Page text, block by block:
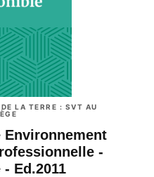
LA TERRE : SVT AU
Environnement
-
Ed.2011